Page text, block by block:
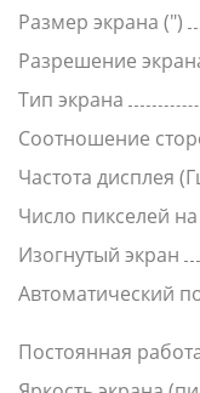
Размер экрана (")
Разрешение
Тип экрана
Соотношение
Частота дисплея
Число пикселей
Изогнутый экран
Автоматический
Постоянная